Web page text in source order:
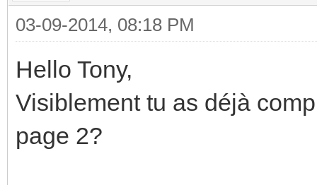
checking whether it
__EXTENSIONS__... yes
checking for special
for large files... no
checking for
03-09-2014, 08:18 PM
Hello Tony,
Visiblement tu as déjà
page 2?